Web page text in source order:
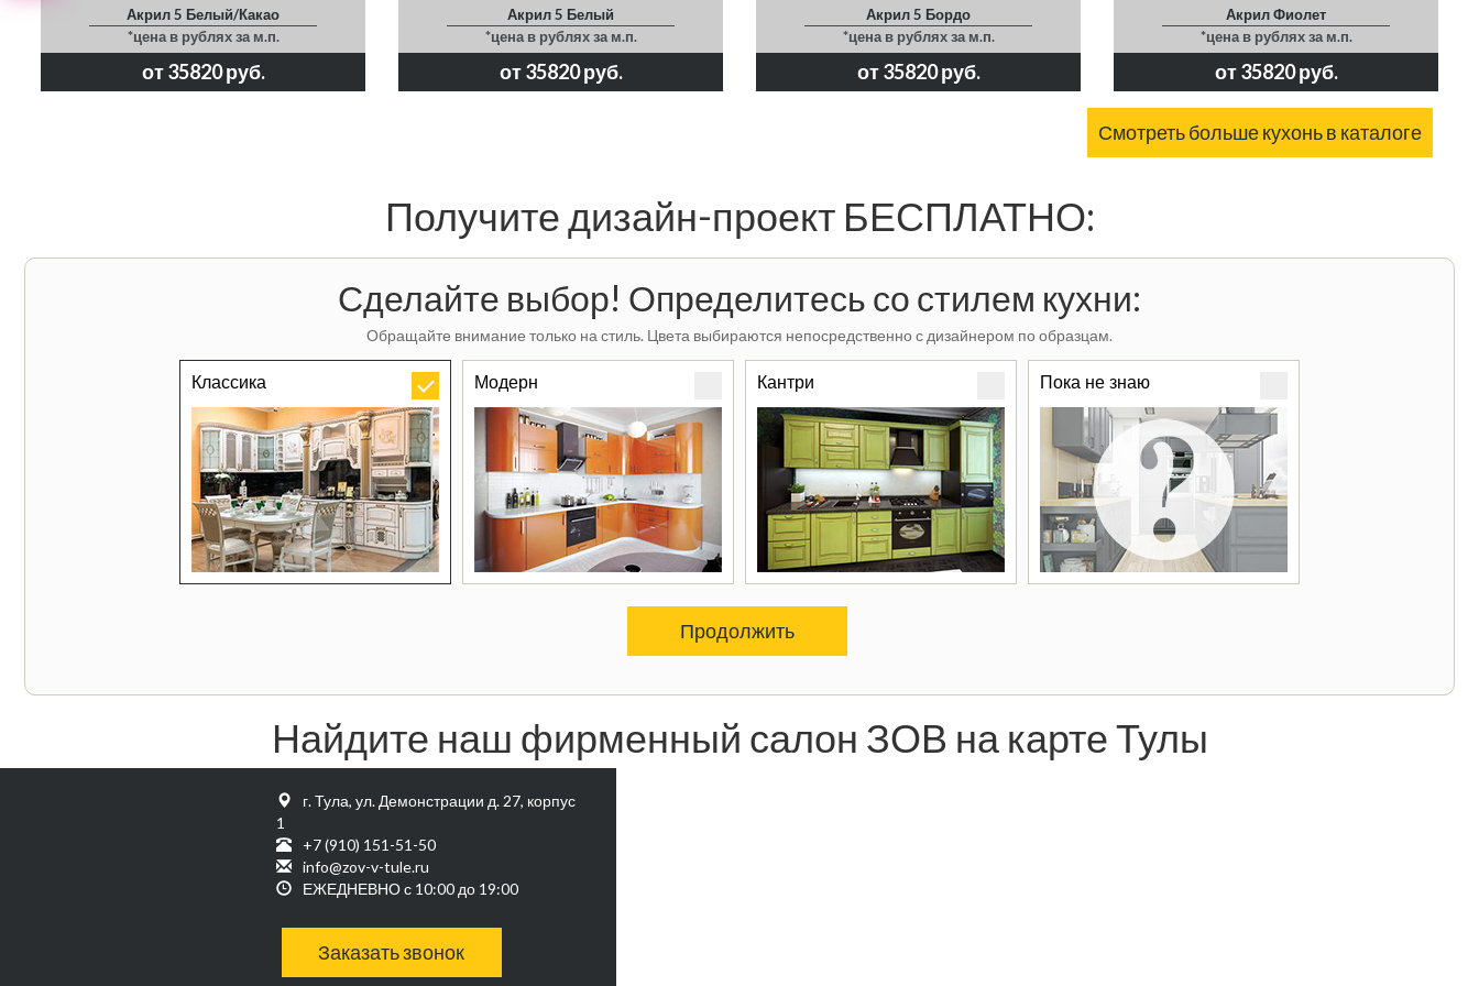
Акрил 5 Белый/Какао
*цена в рублях за м.п.
от 35820 руб.
Акрил 5 Белый
*цена в рублях за м.п.
от 35820 руб.
Акрил 5 Бордо
*цена в рублях за м.п.
от 35820 руб.
Акрил Фиолет
*цена в рублях за м.п.
от 35820 руб.
Смотреть больше кухонь в каталоге
Получите дизайн-проект БЕСПЛАТНО:
Сделайте выбор! Определитесь со стилем кухни:
Обращайте внимание только на стиль. Цвета выбираются непосредственно с дизайнером по образцам.
Классика Модерн Кантри Пока не знаю
Продолжить
Найдите наш фирменный салон ЗОВ на карте Тулы
г. Тула, ул. Демонстрации д. 27, корпус
1
+7 (910) 151-51-50
info@zov-v-tule.ru
ЕЖЕДНЕВНО с 10:00 до 19:00
Заказать звонок